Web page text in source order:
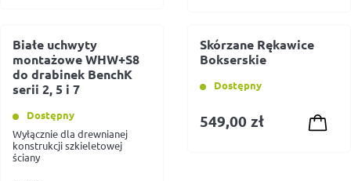
Białe uchwyty
montażowe WHW+S8
do drabinek BenchK
serii 2, 5 i 7
Dostępny
Wyłącznie dla drewnianej
konstrukcji szkieletowej
ściany
Skórzane Rękawice
Bokserskie
Dostępny
549,00 zł